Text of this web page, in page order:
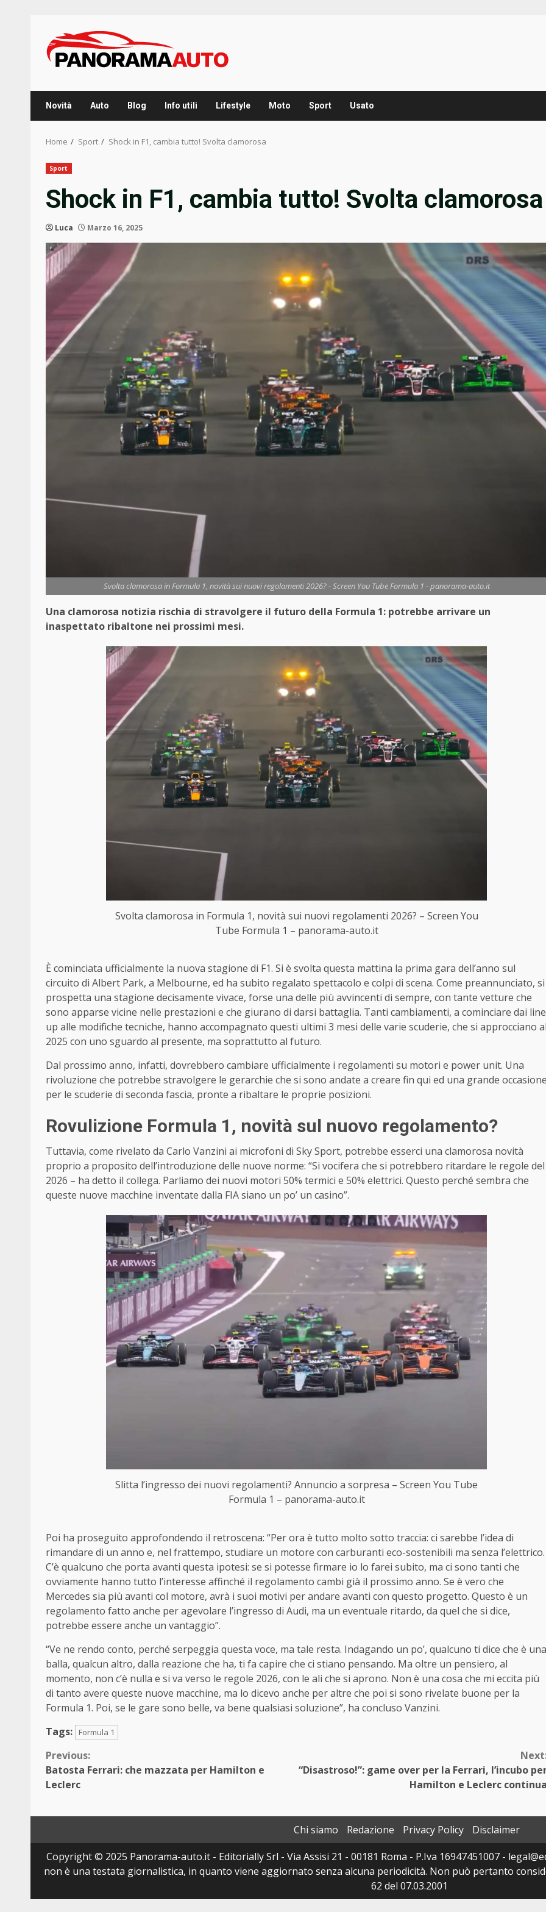
content
Novità Auto Blog Info utili Lifestyle Moto Sport Usato
Home Sport Shock in F1, cambia tutto! Svolta clamorosa
Sport
Shock in F1, cambia tutto! Svolta clamorosa
Luca Marzo 16, 2025
Svolta clamorosa in Formula 1, novità sui nuovi regolamenti 2026? - Screen You Tube Formula 1 - panorama-auto.it
Una clamorosa notizia rischia di stravolgere il futuro della Formula 1: potrebbe arrivare un
inaspettato ribaltone nei prossimi mesi.
Svolta clamorosa in Formula 1, novità sui nuovi regolamenti 2026? – Screen You
Tube Formula 1 – panorama-auto.it
È cominciata ufficialmente la nuova stagione di F1. Si è svolta questa mattina la prima gara dell’anno sul
circuito di Albert Park, a Melbourne, ed ha subito regalato spettacolo e colpi di scena. Come preannunciato, si
prospetta una stagione decisamente vivace, forse una delle più avvincenti di sempre, con tante vetture che
sono apparse vicine nelle prestazioni e che giurano di darsi battaglia. Tanti cambiamenti, a cominciare dai line
up alle modifiche tecniche, hanno accompagnato questi ultimi 3 mesi delle varie scuderie, che si approcciano
2025 con uno sguardo al presente, ma soprattutto al futuro.
Dal prossimo anno, infatti, dovrebbero cambiare ufficialmente i regolamenti su motori e power unit. Una
rivoluzione che potrebbe stravolgere le gerarchie che si sono andate a creare fin qui ed una grande
per le scuderie di seconda fascia, pronte a ribaltare le proprie posizioni.
Rovulizione Formula 1, novità sul nuovo regolamento?
Tuttavia, come rivelato da Carlo Vanzini ai microfoni di Sky Sport, potrebbe esserci una clamorosa novità
proprio a proposito dell’introduzione delle nuove norme: “Si vocifera che si potrebbero ritardare le regole del
2026 – ha detto il collega. Parliamo dei nuovi motori 50% termici e 50% elettrici. Questo perché sembra che
queste nuove macchine inventate dalla FIA siano un po’ un casino”.
Slitta l’ingresso dei nuovi regolamenti? Annuncio a sorpresa – Screen You Tube
Formula 1 – panorama-auto.it
Poi ha proseguito approfondendo il retroscena: “Per ora è tutto molto sotto traccia: ci sarebbe l’idea di
rimandare di un anno e, nel frattempo, studiare un motore con carburanti eco-sostenibili ma senza l’elettrico.
C’è qualcuno che porta avanti questa ipotesi: se si potesse firmare io lo farei subito, ma ci sono tanti che
ovviamente hanno tutto l’interesse affinché il regolamento cambi già il prossimo anno. Se è vero che
Mercedes sia più avanti col motore, avrà i suoi motivi per andare avanti con questo progetto. Questo è un
regolamento fatto anche per agevolare l’ingresso di Audi, ma un eventuale ritardo, da quel che si dice,
potrebbe essere anche un vantaggio”.
“Ve ne rendo conto, perché serpeggia questa voce, ma tale resta. Indagando un po’, qualcuno ti dice che è una
balla, qualcun altro, dalla reazione che ha, ti fa capire che ci stiano pensando. Ma oltre un pensiero, al
momento, non c’è nulla e si va verso le regole 2026, con le ali che si aprono. Non è una cosa che mi eccita più
di tanto avere queste nuove macchine, ma lo dicevo anche per altre che poi si sono rivelate buone per la
Formula 1. Poi, se le gare sono belle, va bene qualsiasi soluzione”, ha concluso Vanzini.
Tags:
Formula 1
Continue
Reading
Previous:
Batosta Ferrari: che mazzata per Hamilton e
Leclerc
“Disastroso!”: game over per la Ferrari, l’incubo
Hamilton e Leclerc
Chi siamo Redazione Privacy Policy
Disclaimer
Copyright © 2025 Panorama-auto.it - Editorially Srl - Via Assisi 21 - 00181 Roma - P.Iva 16947451007 -
non è una testata giornalistica, in quanto viene aggiornato senza alcuna periodicità. Non può pertanto
62 del 07.03.2001